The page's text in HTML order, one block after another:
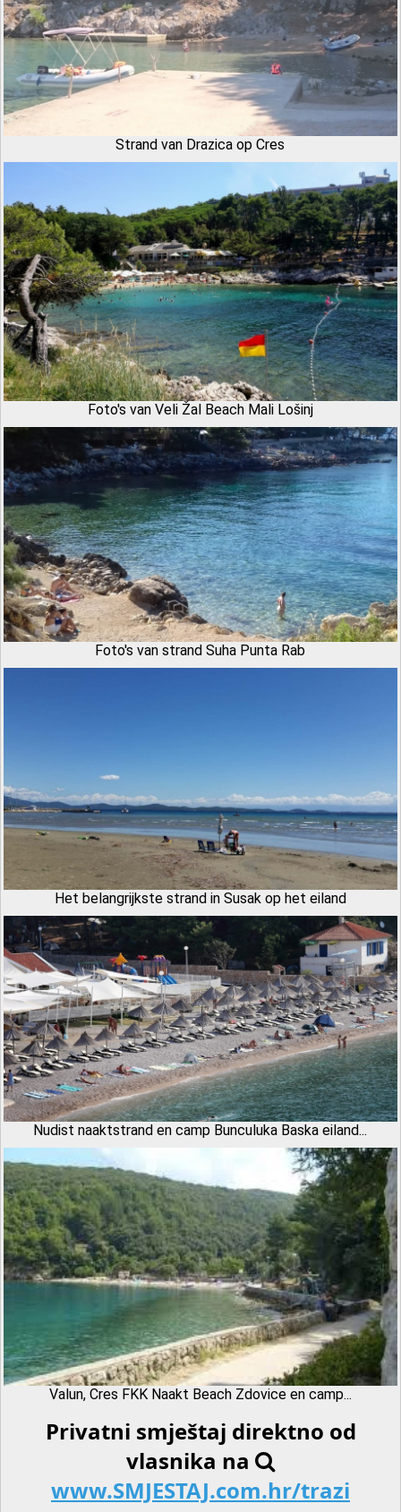
Strand van Drazica op Cres
Foto's van Veli Žal Beach Mali Lošinj
Foto's van strand Suha Punta Rab
Het belangrijkste strand in Susak op het eiland
Nudist naaktstrand en camp Bunculuka Baska eiland...
Valun, Cres FKK Naakt Beach Zdovice en camp...
Privatni smještaj direktno od
vlasnika na
www.SMJESTAJ.com.hr/trazi